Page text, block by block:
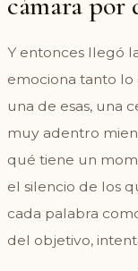
Y entonces llegó
emociona tanto
una de esas, una
muy adentro
qué tiene un
el silencio de los
cada palabra
del objetivo,